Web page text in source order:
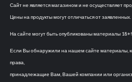
Сайт не является магазином и не осуществляет
Цены на продукты могут отличаться от заявленных.
На сайте могут быть опубликованы материалы 18+!
Если Вы обнаружили на нашем сайте материалы,
права,
принадлежащие Вам, Вашей компании или